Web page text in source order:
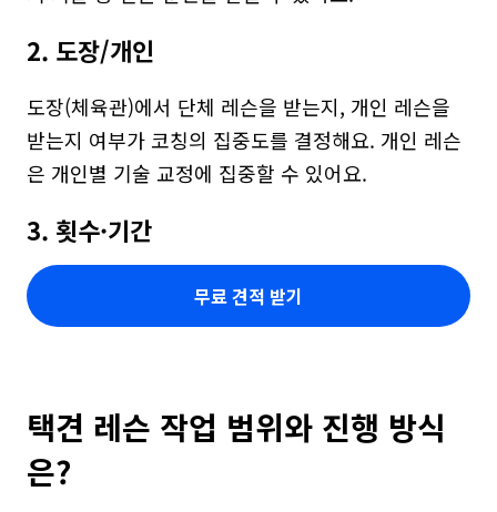
2. 도장/개인
도장(체육관)에서 단체 레슨을 받는지, 개인 레슨을
받는지 여부가 코칭의 집중도를 결정해요. 개인 레슨
은 개인별 기술 교정에 집중할 수 있어요.
3. 횟수·기간
무료 견적 받기
택견 레슨 작업 범위와 진행 방식
은?